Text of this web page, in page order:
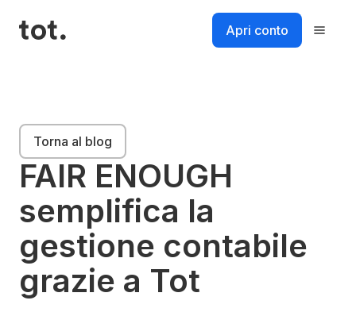
Apri conto
Soluzioni
Risorse
Prezzi
Login
Torna al blog
FAIR ENOUGH
semplifica la
gestione contabile
grazie a Tot